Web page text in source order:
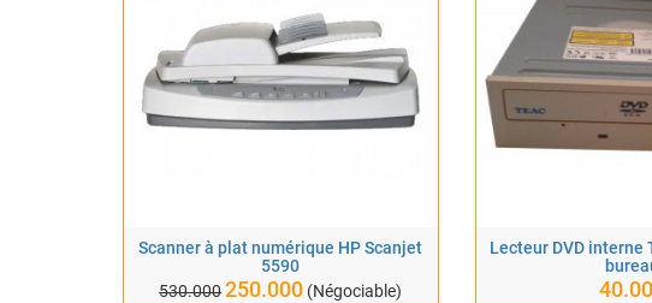
Scanner à plat numérique HP Scanjet
5590
530.000250.000 (Négociable)
Lecteur DVD interne